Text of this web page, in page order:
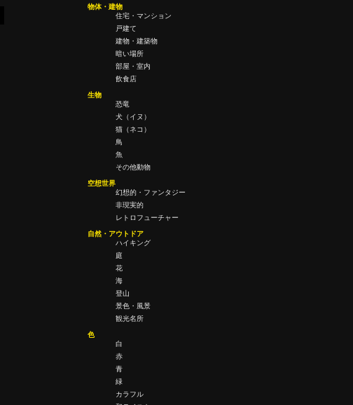
物体・建物
住宅・マンション
戸建て
建物・建築物
暗い場所
部屋・室内
飲食店
生物
恐竜
犬（イヌ）
猫（ネコ）
鳥
魚
その他動物
空想世界
幻想的・ファンタジー
非現実的
レトロフューチャー
自然・アウトドア
ハイキング
庭
花
海
登山
景色・風景
観光名所
色
白
赤
青
緑
カラフル